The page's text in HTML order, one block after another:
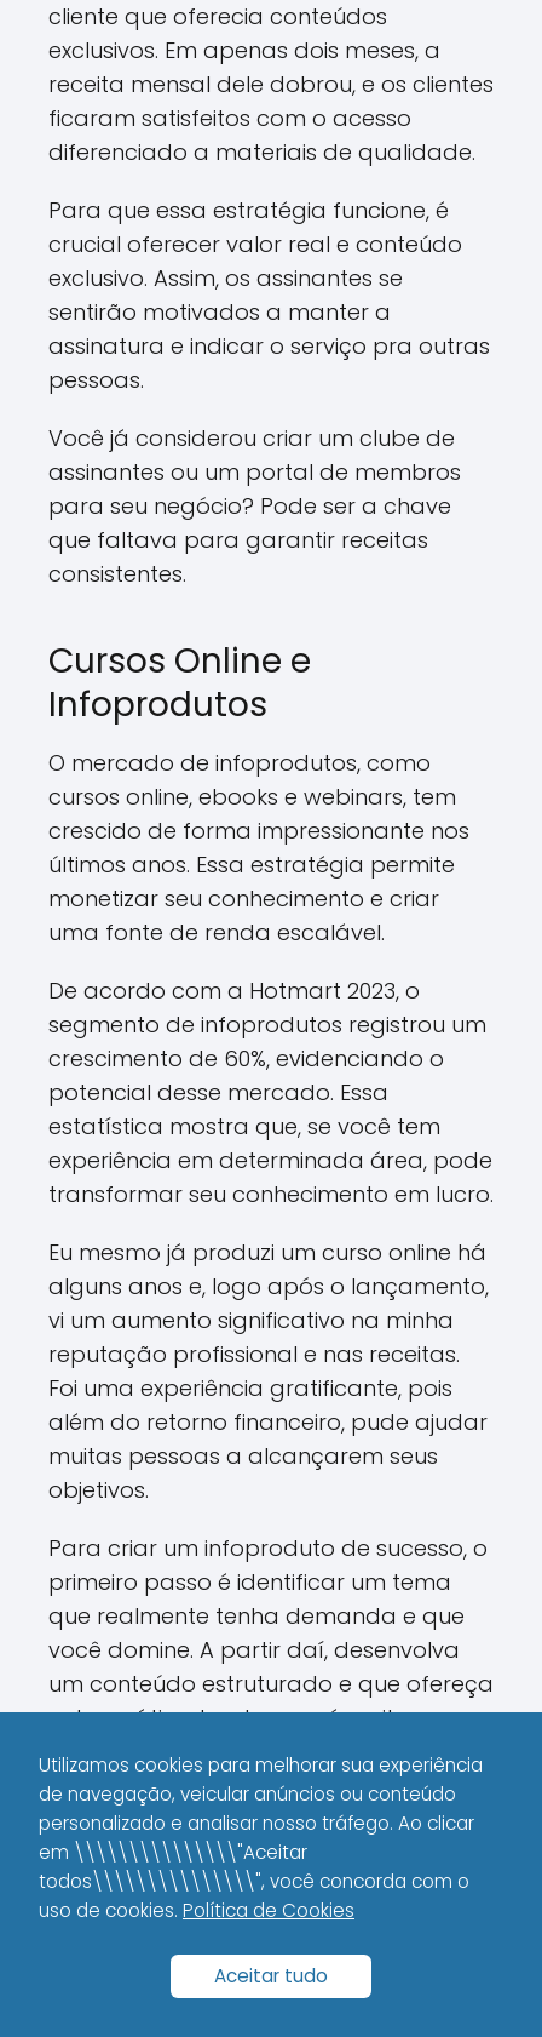
cliente que oferecia conteúdos
exclusivos. Em apenas dois meses, a
receita mensal dele dobrou, e os clientes
ficaram satisfeitos com o acesso
diferenciado a materiais de qualidade.
Para que essa estratégia funcione, é
crucial oferecer valor real e conteúdo
exclusivo. Assim, os assinantes se
sentirão motivados a manter a
assinatura e indicar o serviço pra outras
pessoas.
Você já considerou criar um clube de
assinantes ou um portal de membros
para seu negócio? Pode ser a chave
que faltava para garantir receitas
consistentes.
Cursos Online e
Infoprodutos
O mercado de infoprodutos, como
cursos online, ebooks e webinars, tem
crescido de forma impressionante nos
últimos anos. Essa estratégia permite
monetizar seu conhecimento e criar
uma fonte de renda escalável.
De acordo com a Hotmart 2023, o
segmento de infoprodutos registrou um
crescimento de 60%, evidenciando o
potencial desse mercado. Essa
estatística mostra que, se você tem
experiência em determinada área, pode
transformar seu conhecimento em lucro.
Eu mesmo já produzi um curso online há
alguns anos e, logo após o lançamento,
vi um aumento significativo na minha
reputação profissional e nas receitas.
Foi uma experiência gratificante, pois
além do retorno financeiro, pude ajudar
muitas pessoas a alcançarem seus
objetivos.
Para criar um infoproduto de sucesso, o
primeiro passo é identificar um tema
que realmente tenha demanda e que
você domine. A partir daí, desenvolva
um conteúdo estruturado e que ofereça
valor prático. Lembre-se: é muito
importante ter uma estratégia de
lançamento bem definida.
O que você acha de transformar sua
expertise em um curso online? Pode ser
uma excelente forma de diversificar sua
Utilizamos cookies para melhorar sua experiência
de navegação, veicular anúncios ou conteúdo
personalizado e analisar nosso tráfego. Ao clicar
em \\\\\\\\\\\\\\\"Aceitar
todos\\\\\\\\\\\\\\\", você concorda com o
uso de cookies. Política de Cookies
Aceitar tudo